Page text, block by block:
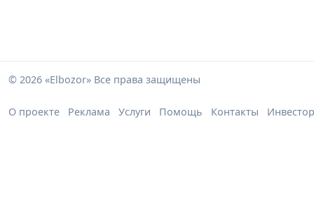
© 2026 «Elbozor» Все права защищены
О проекте Реклама Услуги Помощь Контакты